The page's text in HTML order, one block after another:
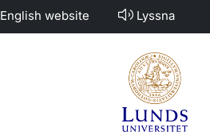
English website Lyssna